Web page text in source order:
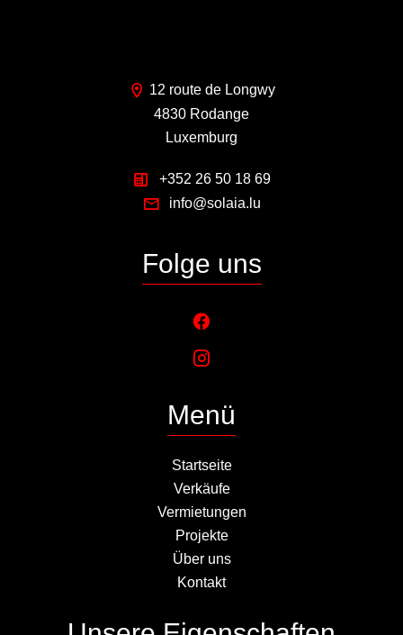
12 route de Longwy
4830 Rodange
Luxemburg
+352 26 50 18 69
info@solaia.lu
Folge uns
Menü
Startseite
Verkäufe
Vermietungen
Projekte
Über uns
Kontakt